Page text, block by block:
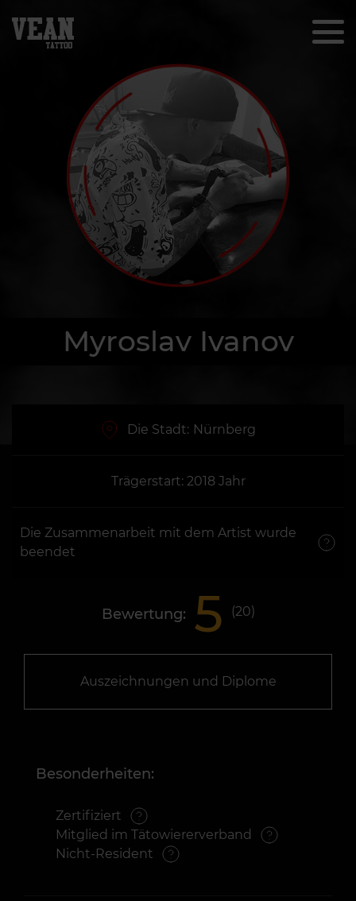
Myroslav Ivanov
Die Stadt: Nürnberg
Trägerstart: 2018 Jahr
Die Zusammenarbeit mit dem Artist wurde
beendet
Bewertung: 5 (20)
Auszeichnungen und Diplome
Besonderheiten:
Zertifiziert
Mitglied im Tätowiererverband
Nicht-Resident